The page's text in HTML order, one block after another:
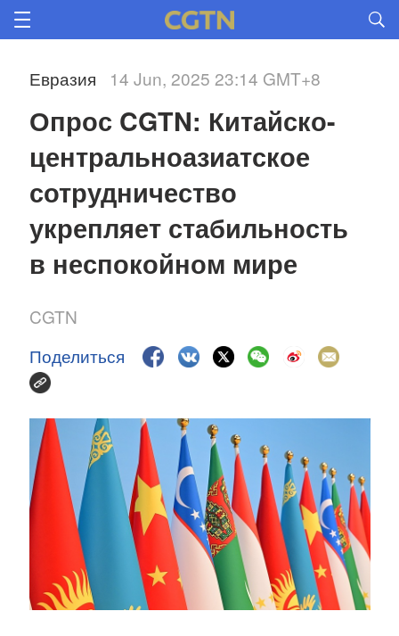
Евразия 14 Jun, 2025 23:14 GMT+8
Опрос CGTN: Китайско-
центральноазиатское
сотрудничество
укрепляет стабильность
в неспокойном мире
CGTN
Поделиться